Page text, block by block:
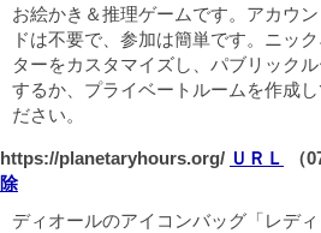
お絵かき＆推理ゲームです。アカウ
ドは不要で、参加は簡単です。ニッ
ターをカスタマイズし、パブリック
するか、プライベートルームを作成
ださい。
https://planetaryhours.org/ ＵＲＬ
（
除
ディオールのアイコンバッグ「レデ